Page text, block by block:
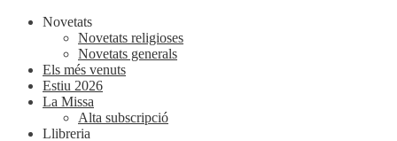
Novetats
Novetats religioses
Novetats generals
Els més venuts
Estiu 2026
La Missa
Alta subscripció
Llibreria